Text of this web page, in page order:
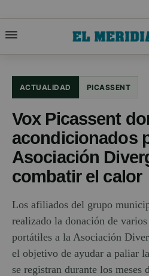
ACTUALIDAD PICASSENT
Vox Picassent
acondicionados
Asociación
combatir el calor
Los afiliados del grupo
realizado la donación de
portátiles a la Asociación
el objetivo de ayudar a paliar
se registran durante los meses